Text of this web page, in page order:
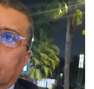
ب
ر
ي
د
ا
إ